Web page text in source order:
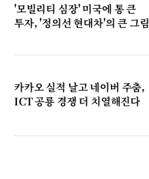
'모빌리티 심장' 미국에 통 큰
투자, '정의선 현대차'의 큰 그림
카카오 실적 날고 네이버 주춤,
ICT 공룡 경쟁 더 치열해진다